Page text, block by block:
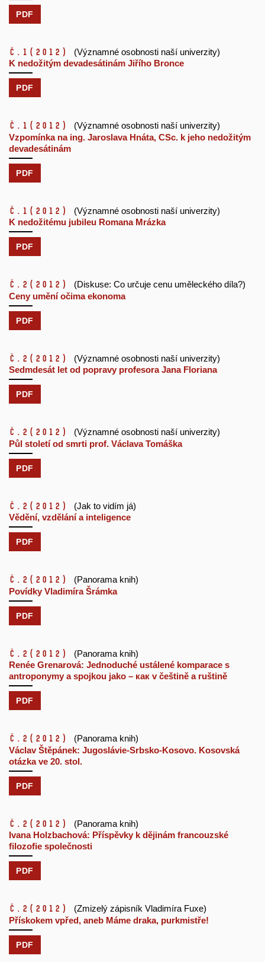
PDF
č.1 (2012)
(Významné osobnosti naší univerzity)
K nedožitým devadesátinám Jiřího Bronce
PDF
č.1 (2012)
(Významné osobnosti naší univerzity)
Vzpomínka na ing. Jaroslava Hnáta, CSc. k jeho nedožitým
devadesátinám
PDF
č.1 (2012)
(Významné osobnosti naší univerzity)
K nedožitému jubileu Romana Mrázka
PDF
č.2 (2012)
(Diskuse: Co určuje cenu uměleckého díla?)
Ceny umění očima ekonoma
PDF
č.2 (2012)
(Významné osobnosti naší univerzity)
Sedmdesát let od popravy profesora Jana Floriana
PDF
č.2 (2012)
(Významné osobnosti naší univerzity)
Půl století od smrti prof. Václava Tomáška
PDF
č.2 (2012)
(Jak to vidím já)
Vědění, vzdělání a inteligence
PDF
č.2 (2012)
(Panorama knih)
Povídky Vladimíra Šrámka
PDF
č.2 (2012)
(Panorama knih)
Renée Grenarová: Jednoduché ustálené komparace s
antroponymy a spojkou jako – как v češtině a ruštině
PDF
č.2 (2012)
(Panorama knih)
Václav Štěpánek: Jugoslávie-Srbsko-Kosovo. Kosovská
otázka ve 20. stol.
PDF
č.2 (2012)
(Panorama knih)
Ivana Holzbachová: Příspěvky k dějinám francouzské
filozofie společnosti
PDF
č.2 (2012)
(Zmizelý zápisník Vladimíra Fuxe)
Přískokem vpřed, aneb Máme draka, purkmistře!
PDF